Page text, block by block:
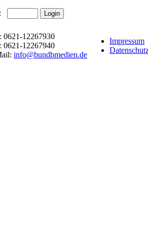
0621-12267930
0621-12267940
info@bundbmedien.de
Impressum